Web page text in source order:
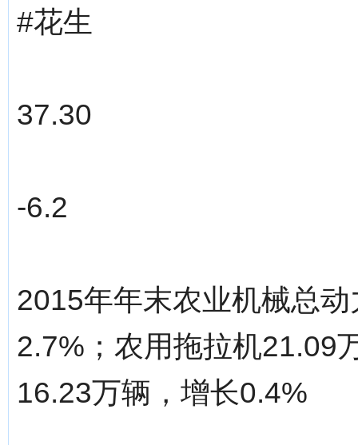
#花生
37.30
-6.2
2015年年末农业机械总
2.7%；农用拖拉机21.09
16.23万辆，增长0.4%